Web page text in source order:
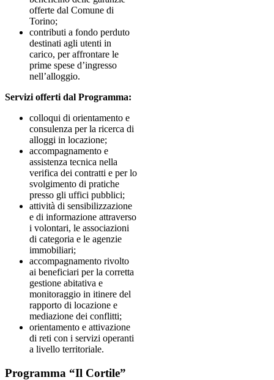
offerte dal Comune di
Torino;
contributi a fondo perduto
destinati agli utenti in
carico, per affrontare le
prime spese d’ingresso
nell’alloggio.
Servizi offerti dal Programma:
colloqui di orientamento e
consulenza per la ricerca di
alloggi in locazione;
accompagnamento e
assistenza tecnica nella
verifica dei contratti e per lo
svolgimento di pratiche
presso gli uffici pubblici;
attività di sensibilizzazione
e di informazione attraverso
i volontari, le associazioni
di categoria e le agenzie
immobiliari;
accompagnamento rivolto
ai beneficiari per la corretta
gestione abitativa e
monitoraggio in itinere del
rapporto di locazione e
mediazione dei conflitti;
orientamento e attivazione
di reti con i servizi operanti
a livello territoriale.
Programma “Il Cortile”